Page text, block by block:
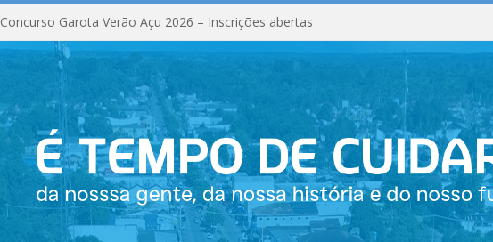
Concurso Garota Verão Açu 2026 – Inscrições abertas